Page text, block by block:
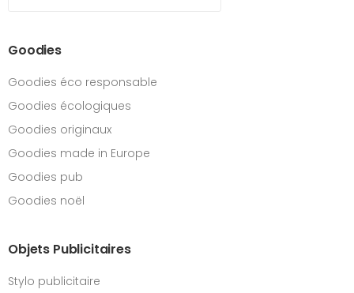
Goodies
Goodies éco responsable
Goodies écologiques
Goodies originaux
Goodies made in Europe
Goodies pub
Goodies noël
Objets Publicitaires
Stylo publicitaire